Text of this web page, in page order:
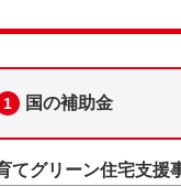
1 国の補助金
てグリーン住宅支援